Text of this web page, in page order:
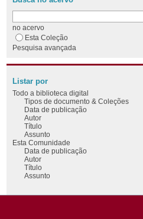
no acervo
Esta Coleção
Pesquisa avançada
Listar por
Todo a biblioteca digital
Tipos de documento & Coleções
Data de publicação
Autor
Título
Assunto
Esta Comunidade
Data de publicação
Autor
Título
Assunto